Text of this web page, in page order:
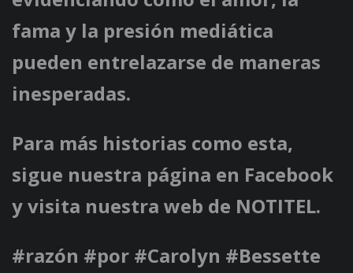
fama y la presión mediática
pueden entrelazarse de maneras
inesperadas.
Para más historias como esta,
sigue nuestra página en Facebook
y visita nuestra web de NOTITEL.
#razón #por #Carolyn #Bessette